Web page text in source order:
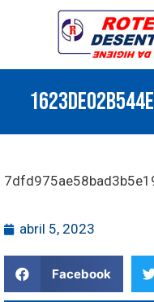
abril 5, 2023
Facebook